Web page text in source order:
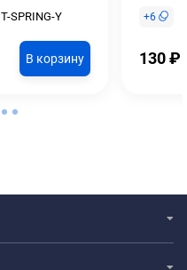
T-SPRING-Y
В корзину
+6
130₽